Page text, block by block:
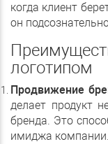
когда клиент
он
логотипом
Продвижение
делает продукт
бренда. Это
имиджа компании.